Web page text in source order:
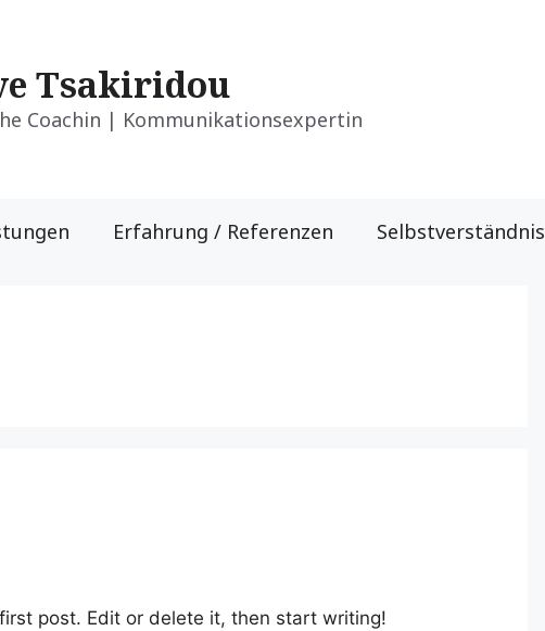
Tsakiridou
Coachin | Kommunikationsexpertin
Erfahrung / Referenzen Selbstverständnis
post. Edit or delete it, then start writing!